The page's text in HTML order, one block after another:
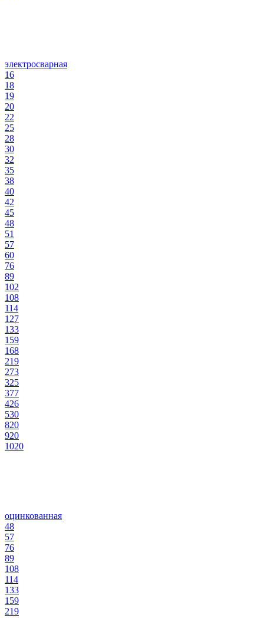
электросварная
16
18
19
20
22
25
28
30
32
35
38
40
42
45
48
51
57
60
76
89
102
108
114
127
133
159
168
219
273
325
377
426
530
820
920
1020
оцинкованная
48
57
76
89
108
114
133
159
219